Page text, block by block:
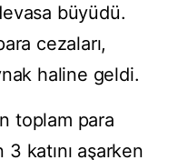
büyüdü.
cezaları,
haline geldi.
toplam para
3 katını aşarken